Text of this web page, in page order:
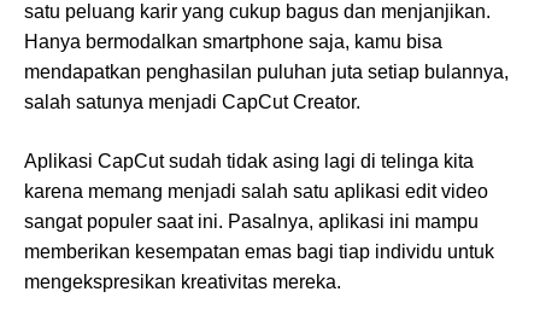
satu peluang karir yang cukup bagus dan menjanjikan.
Hanya bermodalkan smartphone saja, kamu bisa
mendapatkan penghasilan puluhan juta setiap bulannya,
salah satunya menjadi CapCut Creator.
Aplikasi CapCut sudah tidak asing lagi di telinga kita
karena memang menjadi salah satu aplikasi edit video
sangat populer saat ini. Pasalnya, aplikasi ini mampu
memberikan kesempatan emas bagi tiap individu untuk
mengekspresikan kreativitas mereka.